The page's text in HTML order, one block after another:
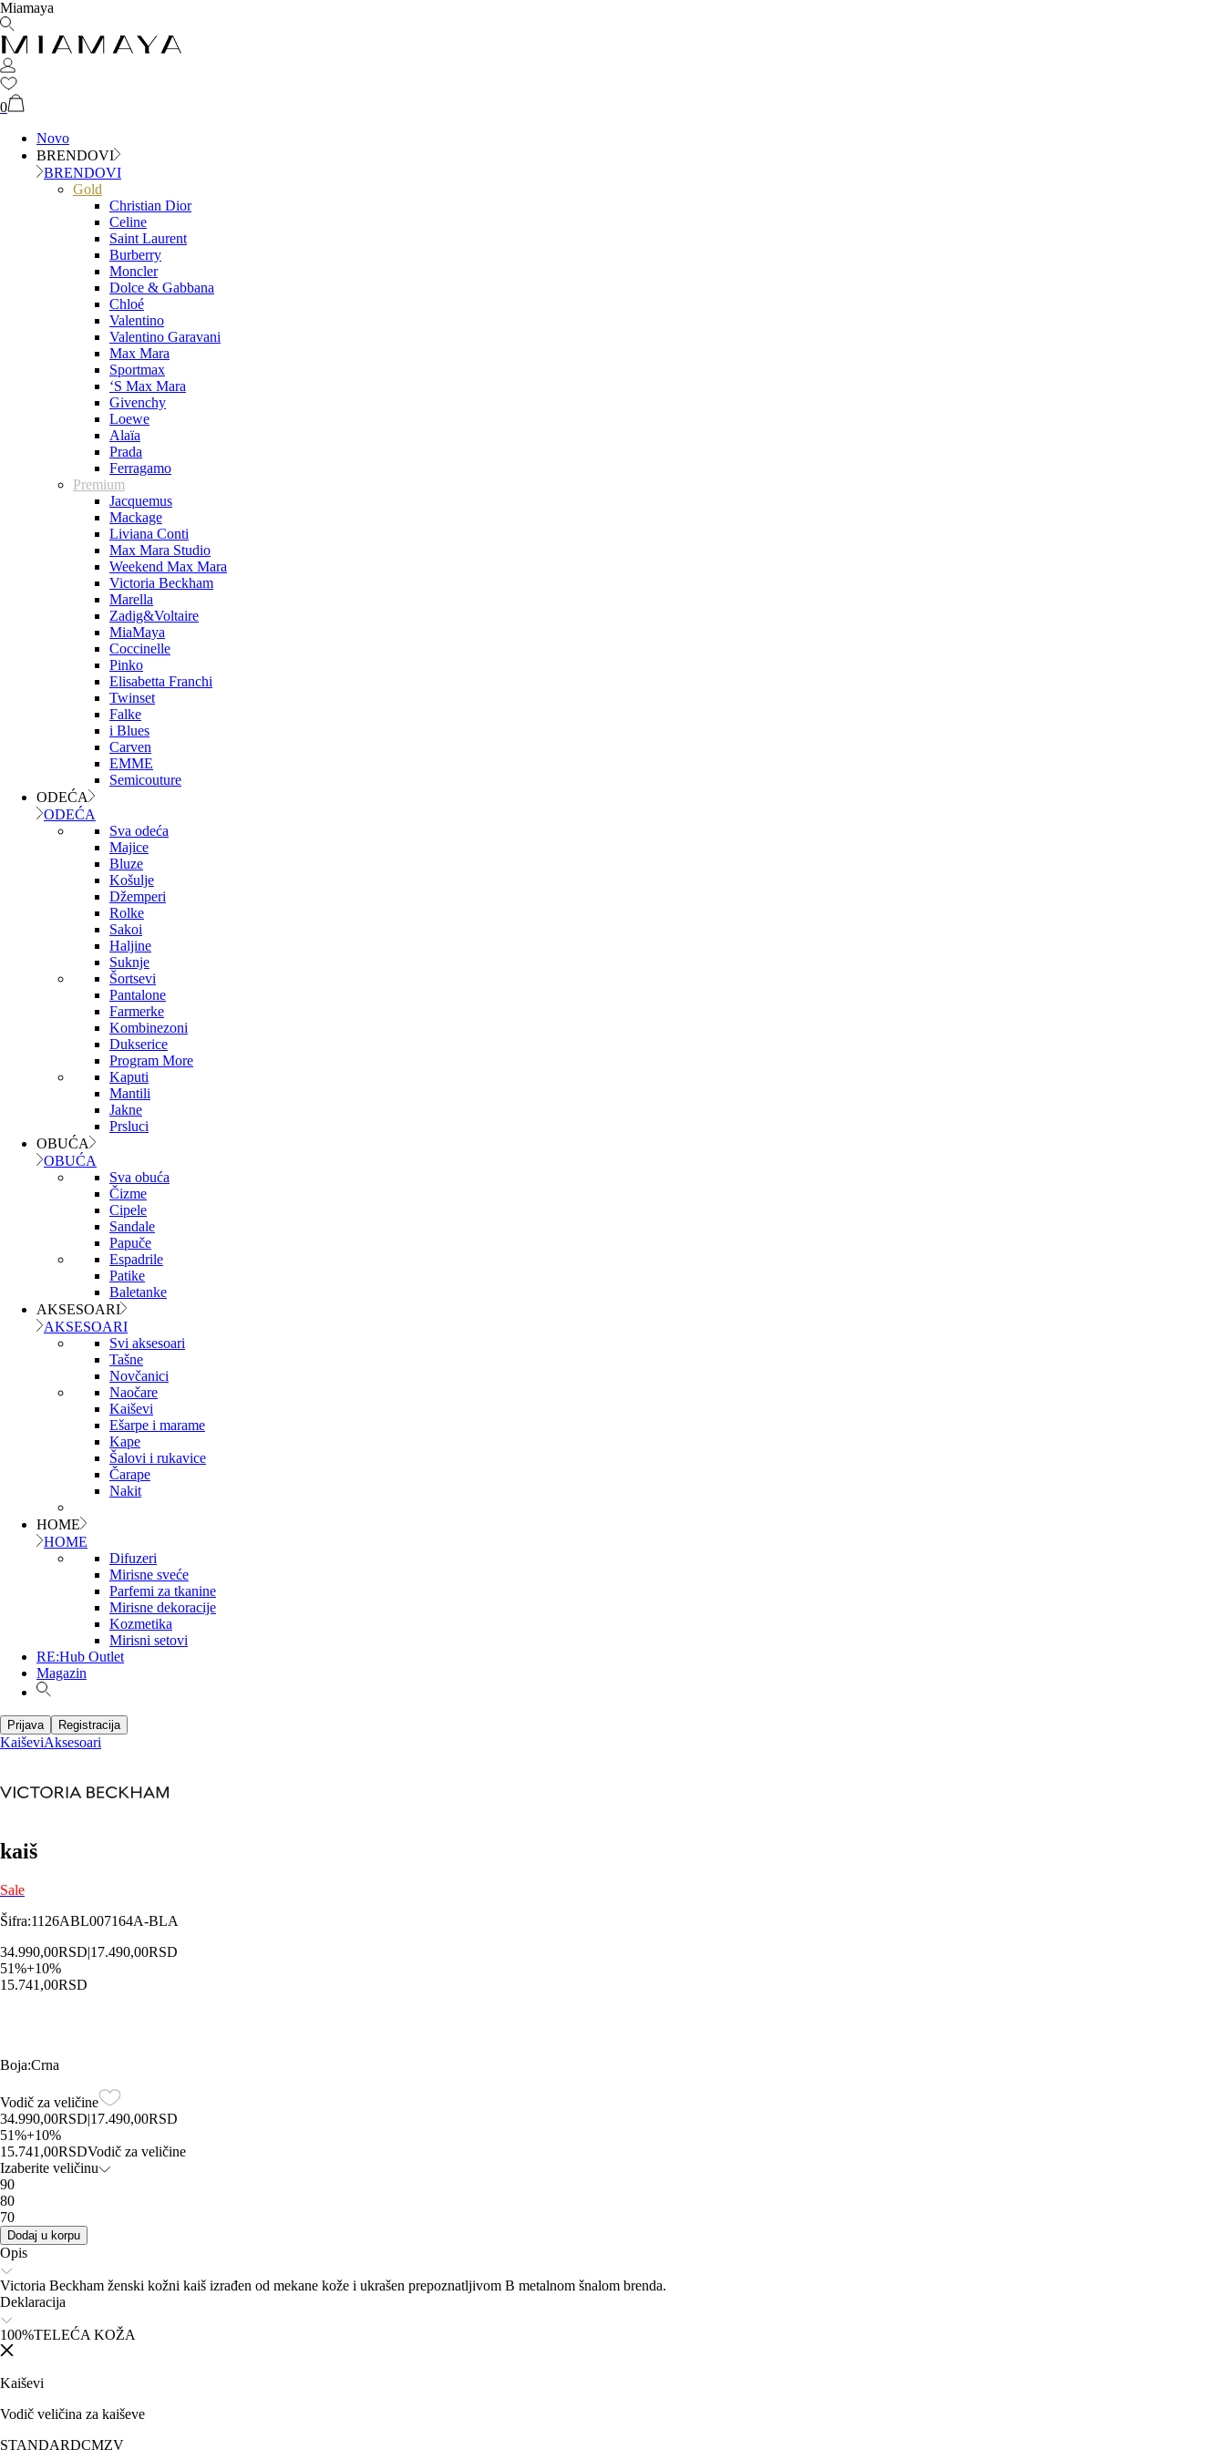
Miamaya
0
Novo
BRENDOVI
BRENDOVI
Gold
Christian Dior
Celine
Saint Laurent
Burberry
Moncler
Dolce & Gabbana
Chloé
Valentino
Valentino Garavani
Max Mara
Sportmax
‘S Max Mara
Givenchy
Loewe
Alaïa
Prada
Ferragamo
Premium
Jacquemus
Mackage
Liviana Conti
Max Mara Studio
Weekend Max Mara
Victoria Beckham
Marella
Zadig&Voltaire
MiaMaya
Coccinelle
Pinko
Elisabetta Franchi
Twinset
Falke
i Blues
Carven
EMME
Semicouture
ODEĆA
ODEĆA
Sva odeća
Majice
Bluze
Košulje
Džemperi
Rolke
Sakoi
Haljine
Suknje
Šortsevi
Pantalone
Farmerke
Kombinezoni
Dukserice
Program More
Kaputi
Mantili
Jakne
Prsluci
OBUĆA
OBUĆA
Sva obuća
Čizme
Cipele
Sandale
Papuče
Espadrile
Patike
Baletanke
AKSESOARI
AKSESOARI
Svi aksesoari
Tašne
Novčanici
Naočare
Kaiševi
Ešarpe i marame
Kape
Šalovi i rukavice
Čarape
Nakit
HOME
HOME
Difuzeri
Mirisne sveće
Parfemi za tkanine
Mirisne dekoracije
Kozmetika
Mirisni setovi
RE:Hub Outlet
Magazin
Prijava Registracija
KaiševiAksesoari
kaiš
Sale
Šifra:1126ABL007164A-BLA
34.990,00RSD|17.490,00RSD
51%+10%
15.741,00RSD
Boja:Crna
Vodič za veličine
34.990,00RSD|17.490,00RSD
51%+10%
15.741,00RSDVodič za veličine
Izaberite veličinu
90
80
70
Dodaj u korpu
Opis
Victoria Beckham ženski kožni kaiš izrađen od mekane kože i ukrašen prepoznatljivom B metalnom šnalom brenda.
Deklaracija
100%TELEĆA KOŽA
Kaiševi
Vodič veličina za kaiševe
STANDARDCMZV